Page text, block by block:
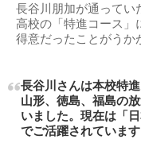
長谷川朋加が通ってい
高校の「特進コース」
得意だったことがうか
長谷川さんは本校特
山形、徳島、福島の
いました。現在は「
でご活躍されています